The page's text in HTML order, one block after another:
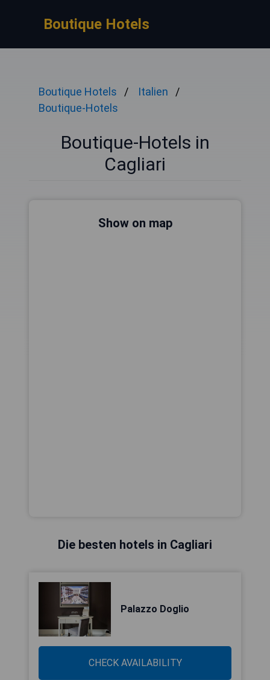
Boutique Hotels
Boutique Hotels
Italien
Boutique-Hotels
Boutique-Hotels in
Cagliari
Show on map
Die besten hotels in Cagliari
Palazzo Doglio
CHECK AVAILABILITY